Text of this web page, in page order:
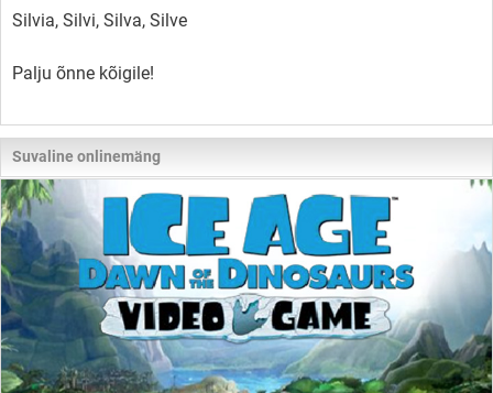
Silvia, Silvi, Silva, Silve
Palju õnne kõigile!
Suvaline onlinemäng